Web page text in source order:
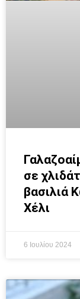
σε
βασιλιά
Χέλι
6 Ιουλίου 2024